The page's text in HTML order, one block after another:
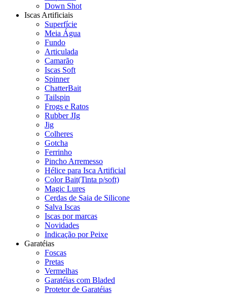
Down Shot
Iscas Artificiais
Superfície
Meia Água
Fundo
Articulada
Camarão
Iscas Soft
Spinner
ChatterBait
Tailspin
Frogs e Ratos
Rubber JIg
Jig
Colheres
Gotcha
Ferrinho
Pincho Arremesso
Hélice para Isca Artificial
Color Bait(Tinta p/soft)
Magic Lures
Cerdas de Saia de Silicone
Salva Iscas
Iscas por marcas
Novidades
Indicação por Peixe
Garatéias
Foscas
Pretas
Vermelhas
Garatéias com Bladed
Protetor de Garatéias